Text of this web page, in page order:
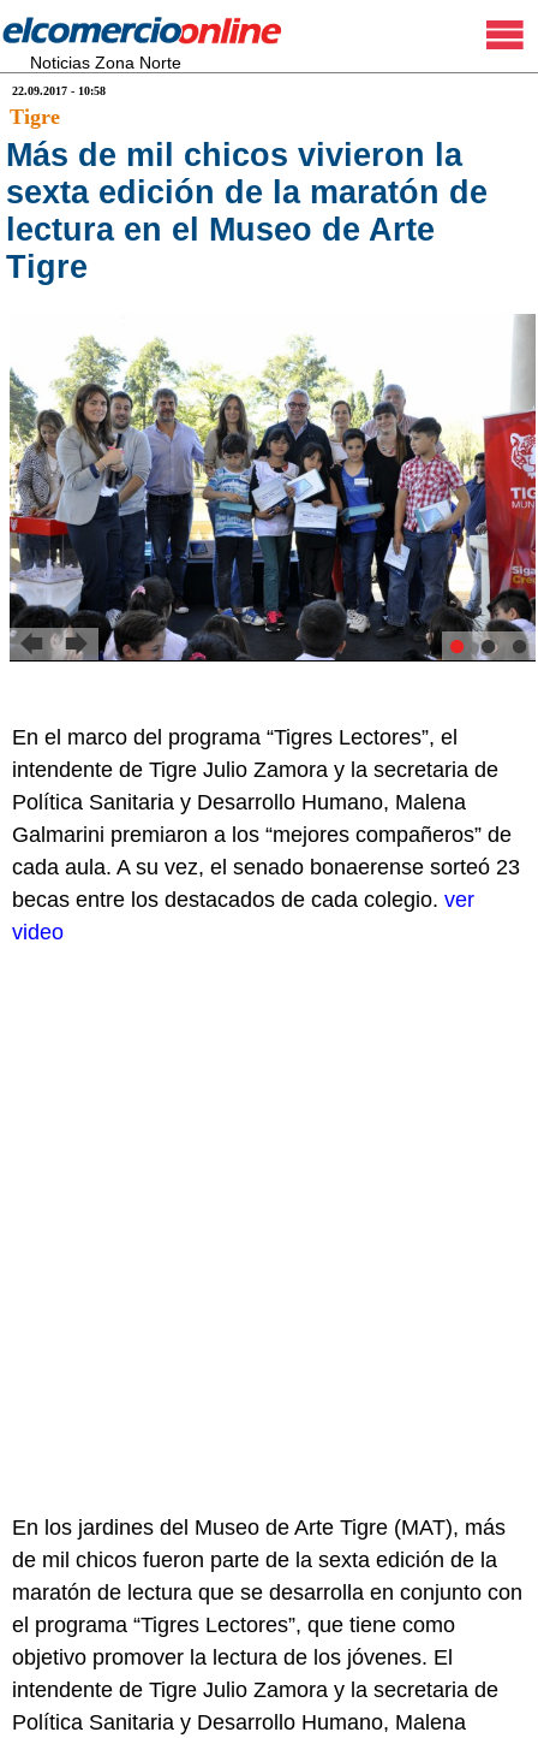
Noticias Zona Norte
22.09.2017 - 10:58
Tigre
Más de mil chicos vivieron la
sexta edición de la maratón de
lectura en el Museo de Arte
Tigre
En el marco del programa “Tigres Lectores”, el
intendente de Tigre Julio Zamora y la secretaria de
Política Sanitaria y Desarrollo Humano, Malena
Galmarini premiaron a los “mejores compañeros” de
cada aula. A su vez, el senado bonaerense sorteó 23
becas entre los destacados de cada colegio. ver
video
En los jardines del Museo de Arte Tigre (MAT), más
de mil chicos fueron parte de la sexta edición de la
maratón de lectura que se desarrolla en conjunto con
el programa “Tigres Lectores”, que tiene como
objetivo promover la lectura de los jóvenes. El
intendente de Tigre Julio Zamora y la secretaria de
Política Sanitaria y Desarrollo Humano, Malena